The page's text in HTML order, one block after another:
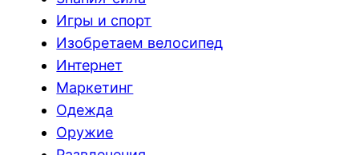
Игры и спорт
Изобретаем велосипед
Интернет
Маркетинг
Одежда
Оружие